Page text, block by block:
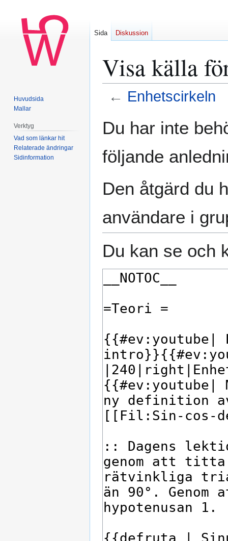
Visa källa
← Enhetscirkeln
Du har inte
följande
Den åtgärd du
användare i
Du kan se och
Sida Diskussion
Huvudsida
Mallar
Verktyg
Vad som länkar hit
Relaterade ändringar
Sidinformation